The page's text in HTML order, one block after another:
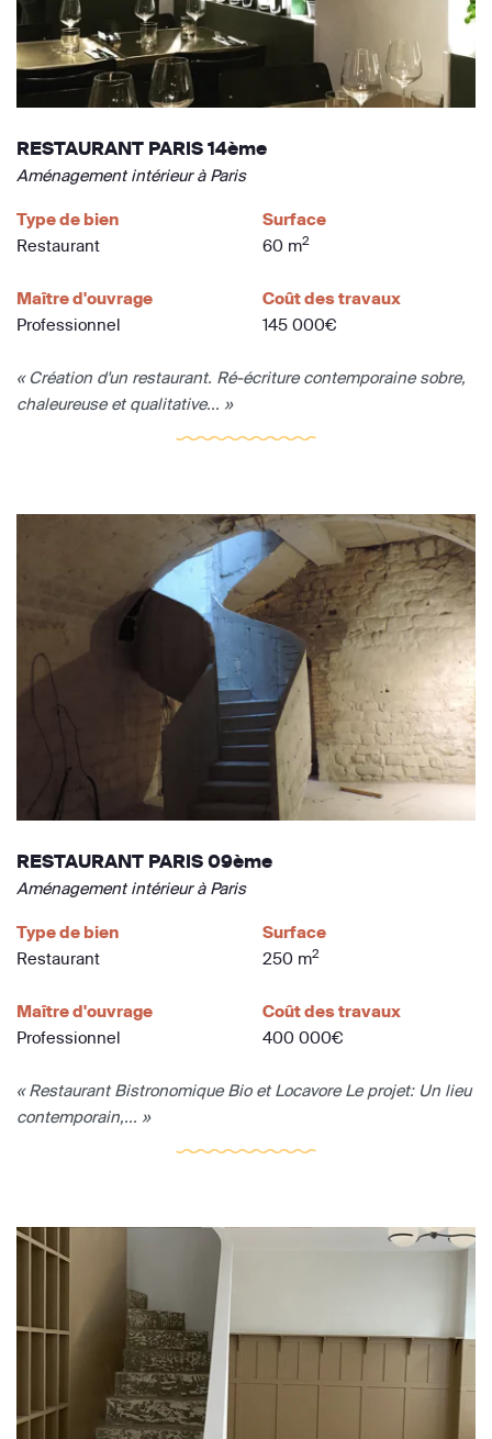
RESTAURANT PARIS 14ème
Aménagement intérieur à Paris
Type de bien
Restaurant
Surface
60 m2
Maître d'ouvrage
Professionnel
Coût des travaux
145 000€
« Création d'un restaurant. Ré-écriture contemporaine sobre,
chaleureuse et qualitative... »
RESTAURANT PARIS 09ème
Aménagement intérieur à Paris
Type de bien
Restaurant
Surface
250 m2
Maître d'ouvrage
Professionnel
Coût des travaux
400 000€
« Restaurant Bistronomique Bio et Locavore Le projet: Un lieu
contemporain,... »